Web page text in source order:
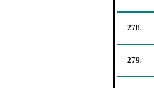
278.
279.